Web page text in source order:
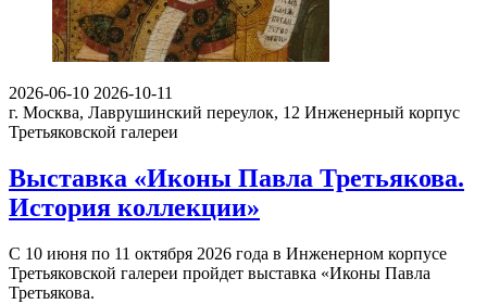
2026-06-10 2026-10-11
г. Москва, Лаврушинский переулок, 12 Инженерный корпус
Третьяковской галереи
Выставка «Иконы Павла Третьякова.
История коллекции»
С 10 июня по 11 октября 2026 года в Инженерном корпусе
Третьяковской галереи пройдет выставка «Иконы Павла
Третьякова.